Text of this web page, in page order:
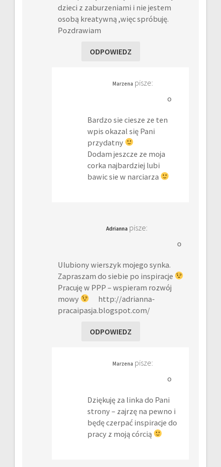
dzieci z zaburzeniami i nie jestem
osobą kreatywną ,więc spróbuję.
Pozdrawiam
ODPOWIEDZ
Marzena pisze:
o
Bardzo sie ciesze ze ten
wpis okazal się Pani
przydatny
Dodam jeszcze ze moja
corka najbardziej lubi
bawic sie w narciarza
Adrianna pisze:
o
Ulubiony wierszyk mojego synka.
Zapraszam do siebie po inspiracje
Pracuję w PPP – wspieram rozwój
mowy
http://adrianna-
pracaipasja.blogspot.com/
ODPOWIEDZ
Marzena pisze:
o
Dziękuję za linka do Pani
strony – zajrzę na pewno i
będę czerpać inspiracje do
pracy z moją córcią